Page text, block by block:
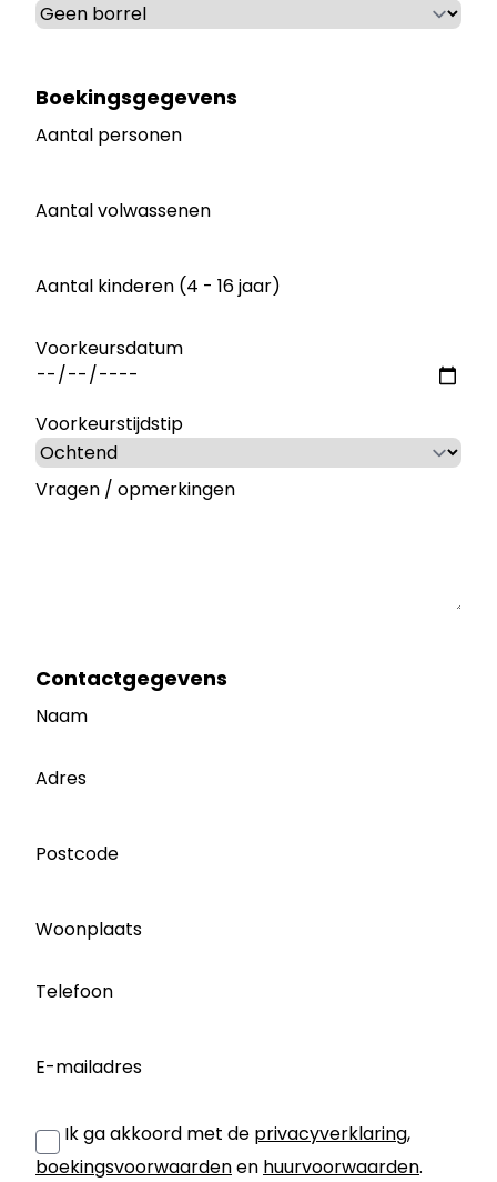
Boekingsgegevens
Aantal personen
Aantal volwassenen
Aantal kinderen (4 - 16 jaar)
Voorkeursdatum
Voorkeurstijdstip
Vragen / opmerkingen
Contactgegevens
Naam
Adres
Postcode
Woonplaats
Telefoon
E-mailadres
Ik ga akkoord met de privacyverklaring,
boekingsvoorwaardenen huurvoorwaarden.